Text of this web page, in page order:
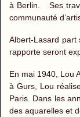
à Berlin. Ses
communauté
Albert-Lasard part
rapporte seront
En mai 1940, Lou
à Gurs, Lou
Paris. Dans les
des aquarelles et